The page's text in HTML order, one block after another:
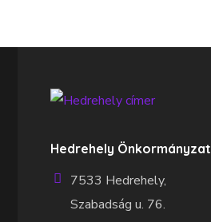
Hedrehely Önkormányzat
7533 Hedrehely,
Szabadság u. 76.